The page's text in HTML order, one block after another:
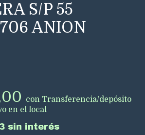
S/P 55
ANION
con Transferencia/depósito
en el local
sin interés